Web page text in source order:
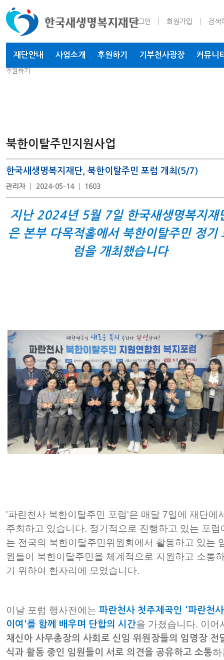
재단안내 사업소개 후원하기 기부천사광장 커뮤니
로그인 회원가입 검색
후원하기
북한이탈주민지원사업
한국새생명복지재단, 북한이탈주민 포럼 개최(5/7)
관리자 2024-05-14 1603
지난 2024년 5월 7일 한국새생명복지재
은 본부 다목적홀에서 북한이탈주민 정기
럼을 개최했습니다
'파란천사 북한이탈주민 포럼'은 매달 7일에 재단에
주최하고 있습니다. 정기적으로 진행하고 있는 포럼
는 전국의 북한이탈주민위원회에서 활동하고 있는
원들이 북한이탈주민을 체계적으로 지원하고 소통
기 위하여 한자리에 모였습니다.
이날 포럼 행사전에는 파란천사 첫주제곡인 '파란천
이여'를 함께 배우며 단합의 시간을 가졌습니다. 이어
채신아 사무총장의 사회로 신임 위원장들의 임명장 전
식과 활동 중인 임원들이 서로 의견을 공유하고 소통하